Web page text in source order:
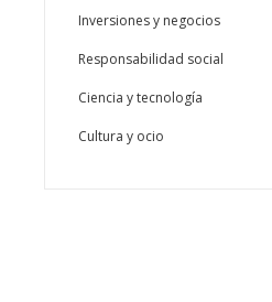
Inversiones y negocios
Responsabilidad social
Ciencia y tecnología
Cultura y ocio